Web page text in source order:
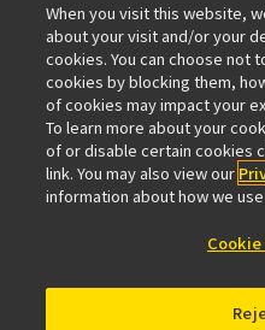
顕微鏡事業100周年
おすすめリンク
メールマガジン登録対物レ
OEMNikon Small World
NIKON JOICO AWARD
インダストリー製品（イ
When you visit this website,
about your visit and/or your
cookies. You can choose not
cookies by blocking them,
of cookies may impact your
To learn more about your
of or disable certain cookies
link. You may also view our
information about how we